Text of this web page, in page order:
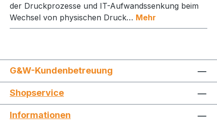
der Druckprozesse und IT-Aufwandssenkung beim
Wechsel von physischen Druck… Mehr
G&W-Kundenbetreuung
Shopservice
Informationen